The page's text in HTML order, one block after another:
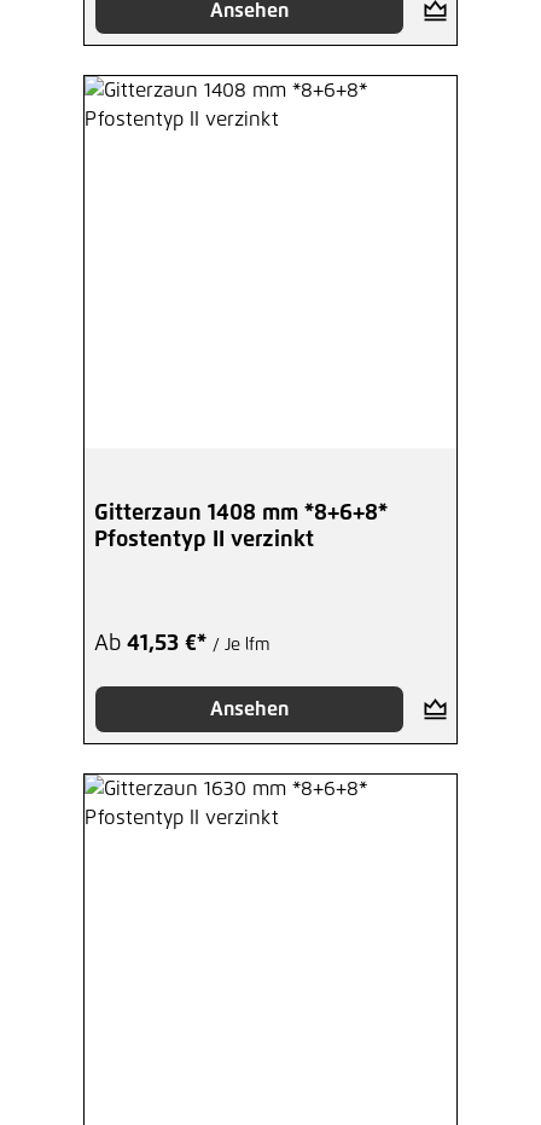
Ansehen
Gitterzaun 1408 mm *8+6+8*
Pfostentyp II verzinkt
Ab 41,53 €* / Je lfm
Ansehen